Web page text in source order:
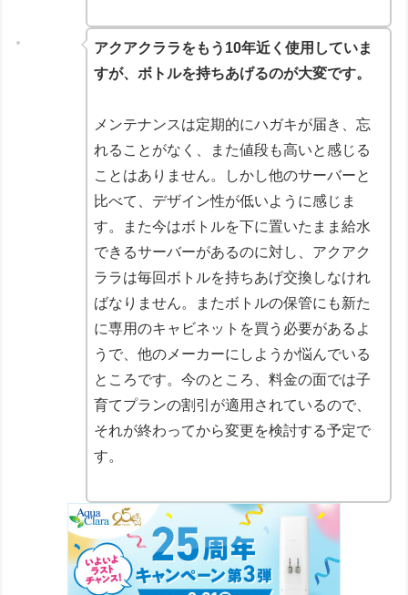
アクアクララをもう10年近く使用していま
すが、ボトルを持ちあげるのが大変です。
メンテナンスは定期的にハガキが届き、忘
れることがなく、また値段も高いと感じる
ことはありません。しかし他のサーバーと
比べて、デザイン性が低いように感じま
す。また今はボトルを下に置いたまま給水
できるサーバーがあるのに対し、アクアク
ララは毎回ボトルを持ちあげ交換しなけれ
ばなりません。またボトルの保管にも新た
に専用のキャビネットを買う必要があるよ
うで、他のメーカーにしようか悩んでいる
ところです。今のところ、料金の面では子
育てプランの割引が適用されているので、
それが終わってから変更を検討する予定で
す。